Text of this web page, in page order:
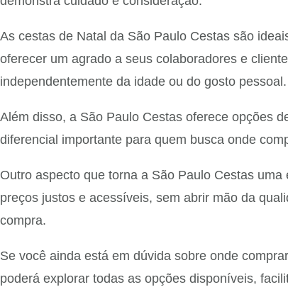
As cestas de Natal da São Paulo Cestas são
oferecer um agrado a seus colaboradores e
independentemente da idade ou do gosto pessoal.
Além disso, a São Paulo Cestas oferece opções
diferencial importante para quem busca onde
Outro aspecto que torna a São Paulo Cestas
preços justos e acessíveis, sem abrir mão da
compra.
Se você ainda está em dúvida sobre onde
poderá explorar todas as opções disponíveis,